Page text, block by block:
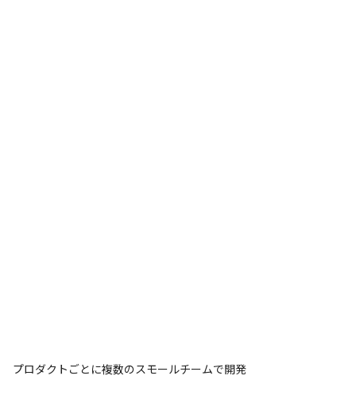
プロダクトごとに複数のスモールチームで開発